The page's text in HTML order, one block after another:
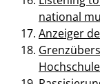
national
Anzeiger